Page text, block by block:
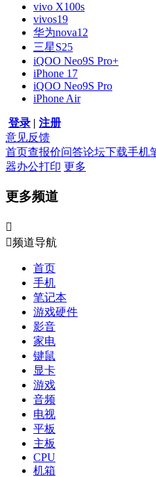
vivo X100s
vivos19
华为nova12
三星S25
iQOO Neo9S Pro+
iPhone 17
iQOO Neo9S Pro
iPhone Air
登录 | 注册
意见反馈
首页查报价问答论坛下载手机
器办公打印 更多
更多频道

频道导航
首页
手机
笔记本
游戏硬件
影音
家电
键鼠
显卡
游戏
音频
电视
平板
主板
CPU
机箱